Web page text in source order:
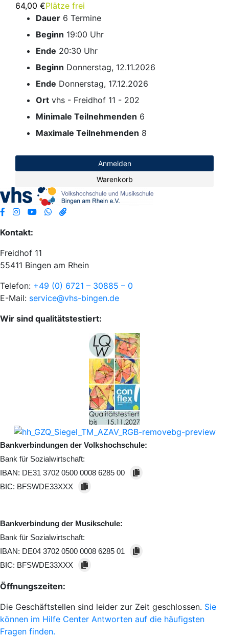
64,00 €Plätze frei
Dauer 6 Termine
Beginn 19:00 Uhr
Ende 20:30 Uhr
Beginn Donnerstag, 12.11.2026
Ende Donnerstag, 17.12.2026
Ort vhs - Freidhof 11 - 202
Minimale Teilnehmenden 6
Maximale Teilnehmenden 8
Anmelden
Warenkorb
Kontakt:
Freidhof 11
55411 Bingen am Rhein
Telefon: +49 (0) 6721 – 30885 – 0
E-Mail: service@vhs-bingen.de
Wir sind qualitätstestiert:
Bankverbindungen der Volkshochschule:
Bank für Sozialwirtschaft:
IBAN: DE31 3702 0500 0008 6285 00
BIC: BFSWDE33XXX
Bankverbindung der Musikschule:
Bank für Sozialwirtschaft:
IBAN: DE04 3702 0500 0008 6285 01
BIC: BFSWDE33XXX
Öffnungszeiten:
Die Geschäftstellen sind leider zur Zeit geschlossen. Sie
können im Hilfe Center Antworten auf die häufigsten
Fragen finden.